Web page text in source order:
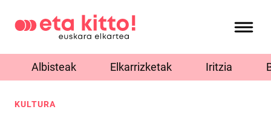
Albisteak Elkarrizketak Iritzia
KULTURA